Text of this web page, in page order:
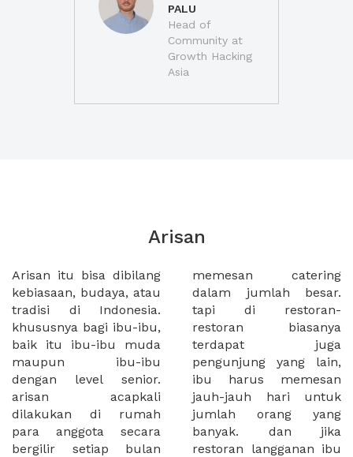
PALU
Head of
Community at
Growth Hacking
Asia
Arisan
Arisan itu bisa dibilang
kebiasaan, budaya, atau
tradisi di Indonesia.
khususnya bagi ibu-ibu,
baik itu ibu-ibu muda
maupun ibu-ibu
dengan level senior.
arisan acapkali
dilakukan di rumah
para anggota secara
bergilir setiap bulan
memesan catering
dalam jumlah besar.
tapi di restoran-
restoran biasanya
terdapat juga
pengunjung yang lain,
ibu harus memesan
jauh-jauh hari untuk
jumlah orang yang
banyak. dan jika
restoran langganan ibu